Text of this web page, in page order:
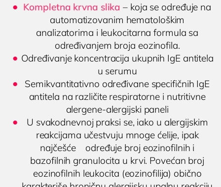
Kompletna krvna slika – koja se određuje na
automatizovanim hematološkim
analizatorima i leukocitarna formula sa
određivanjem broja eozinofila.
Određivanje koncentracija ukupnih IgE antitela
u serumu
Semikvantitativno određivane specifičnih IgE
antitela na različite respiratorne i nutritivne
alergene-alergijski paneli
U svakodnevnoj praksi se, iako u alergijskim
reakcijama učestvuju mnoge ćelije, ipak
najčešće određuje broj eozinofilnih i
bazofilnih granulocita u krvi. Povećan broj
eozinofilnih leukocita (eozinofilija) obično